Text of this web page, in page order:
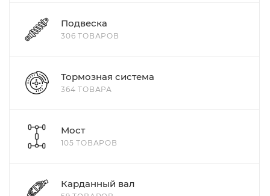
Подвеска
306 ТОВАРОВ
Тормозная система
364 ТОВАРА
Мост
105 ТОВАРОВ
Карданный вал